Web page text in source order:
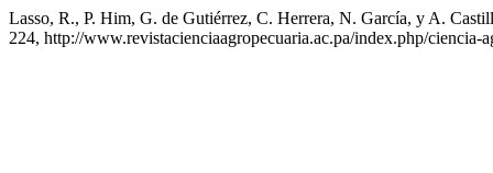
Lasso, R., P. Him, G. de Gutiérrez, C. Herrera, N. García, y A.
224, http://www.revistacienciaagropecuaria.ac.pa/index.php/ciencia-